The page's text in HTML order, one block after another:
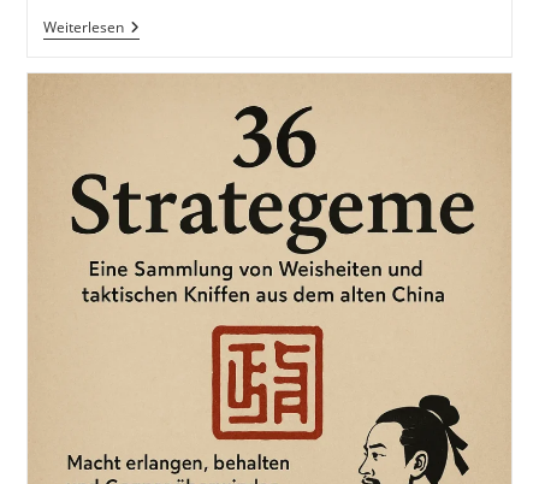
WeiterlesenAusgeruht
Den
Deinen
Erfolg
Als
Selbstständiger
Und
Unternehmer:
Chinesische
Leben